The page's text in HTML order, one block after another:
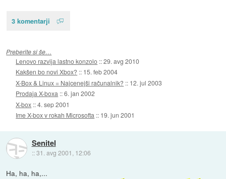
3 komentarji
Preberite si še…
Lenovo razvija lastno konzolo ::29. avg 2010
Kakšen bo novi Xbox? :: 15. feb 2004
X-Box & Linux = Najcenejši računalnik? :: 12. jul 2003
Prodaja X-boxa ::6. jan 2002
X-box ::4. sep 2001
Ime X-box v rokah Microsofta :: 19. jun 2001
Senitel
::31. avg 2001, 12:06
Ha, ha, ha,...